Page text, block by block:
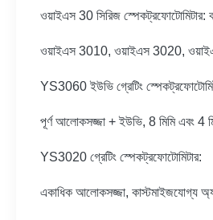
ওয়াইএস 30 সিরিজ স্পেকট্রফোটোমিটার:
ওয়াইএস 3010, ওয়াইএস 3020, ওয়াইএস
YS3060 ইউভি গ্রেটিং
পূর্ণ আলোকসজ্জা + ইউভি, 8 মিমি এবং 4
YS3020 গ্রেটিং স্পেকট্রফোটোমিটার:
একাধিক আলোকসজ্জা, কাস্টমাইজযোগ্য